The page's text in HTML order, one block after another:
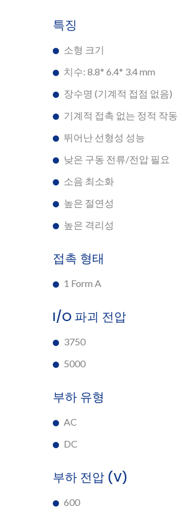
특징
소형 크기
치수: 8.8* 6.4* 3.4 mm
장수명 (기계적 접점 없음)
기계적 접촉 없는 정적 작동
뛰어난 선형성 성능
낮은 구동 전류/전압 필요
소음 최소화
높은 절연성
높은 격리성
접촉 형태
1 Form A
I/O 파괴 전압
3750
5000
부하 유형
AC
DC
부하 전압 (V)
600